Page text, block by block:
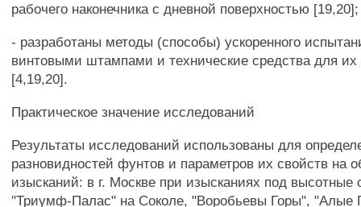
рабочего наконечника с дневной поверхностью [19,20];
- разработаны методы (способы) ускоренного
винтовыми штампами и технические средства для
[4,19,20].
Практическое значение исследований
Результаты исследований использованы для
разновидностей фунтов и параметров их свойств на
изысканий: в г. Москве при изысканиях под высотные
"Триумф-Палас" на Соколе, "Воробьевы Горы", "Алые